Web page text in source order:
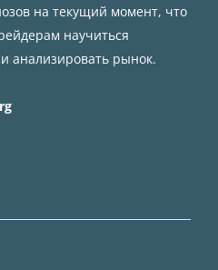
на текущий момент, что
научиться
анализировать рынок.